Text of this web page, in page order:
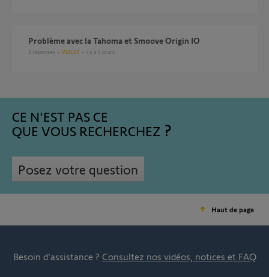
Problème avec la Tahoma et Smoove Origin IO
2 réponses VOLET il y a 5 jours
CE N'EST PAS CE
QUE VOUS RECHERCHEZ
Posez votre question
Haut de page
Besoin d’assistance ? Consultez nos vidéos, notices et FAQ